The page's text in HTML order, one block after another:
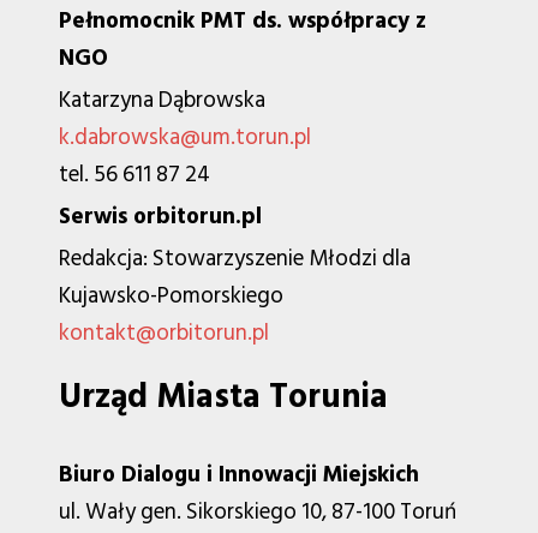
Pełnomocnik PMT ds. współpracy z
NGO
Katarzyna Dąbrowska
k.dabrowska@um.torun.pl
tel. 56 611 87 24
Serwis orbitorun.pl
Redakcja: Stowarzyszenie Młodzi dla
Kujawsko-Pomorskiego
kontakt@orbitorun.pl
Urząd Miasta Torunia
Biuro Dialogu i Innowacji Miejskich
ul. Wały gen. Sikorskiego 10, 87-100 Toruń